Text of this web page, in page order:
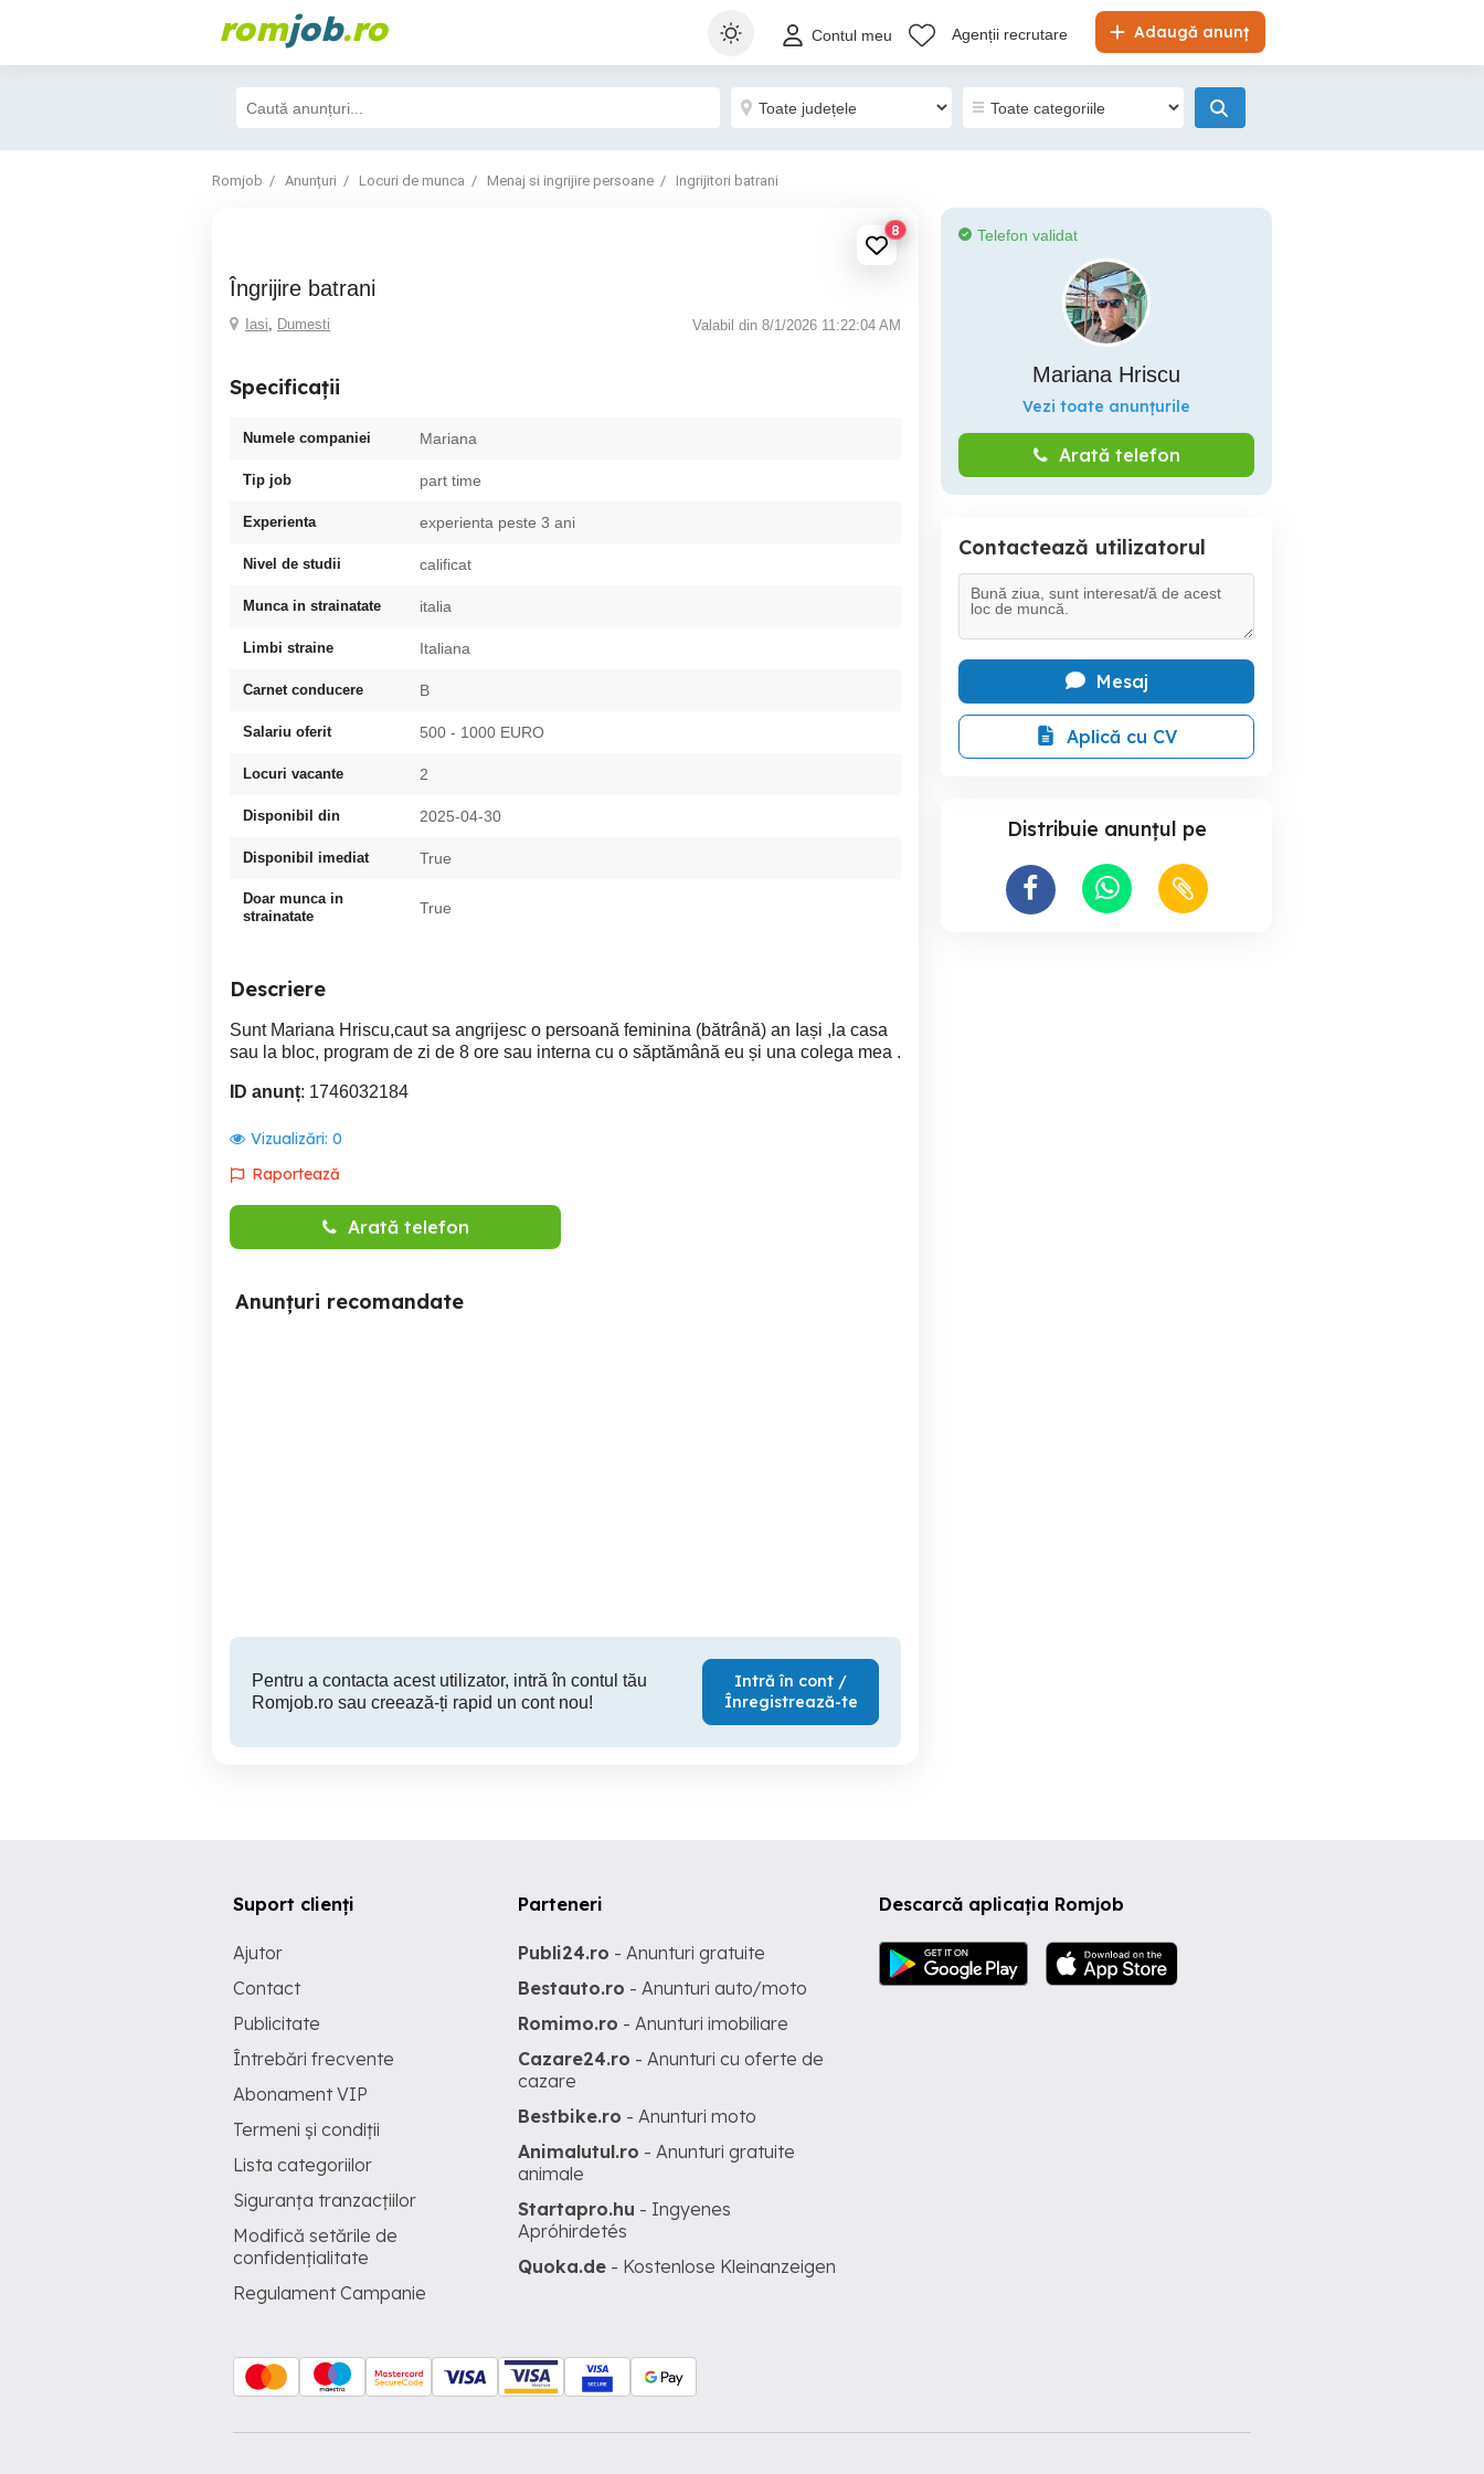
romjob.ro Adaugă anunț
Contul meu Agenții recrutare
Romjob Anunțuri Locuri de munca Menaj si ingrijire persoane Ingrijitori batrani
8
îngrijire batrani
Iasi, Dumesti Valabil din 8/1/2026 11:22:04 AM
Specificații
Numele companiei Mariana
Tip job part time
Experienta experienta peste 3 ani
Nivel de studii calificat
Munca in strainatate italia
Limbi straine Italiana
Carnet conducere B
Salariu oferit 500 - 1000 EURO
Locuri vacante 2
Disponibil din 2025-04-30
Disponibil imediat True
Doar munca in
strainatate
True
Descriere
Sunt Mariana Hriscu,caut sa angrijesc o persoană feminina (bătrână) an Iași ,la casa
sau la bloc, program de zi de 8 ore sau interna cu o săptămână eu și una colega mea .
ID anunț: 1746032184
Vizualizări: 0
Raportează
Arată telefon
Anunțuri recomandate
Pentru a contacta acest utilizator, intră în contul tău
Romjob.ro sau creează-ți rapid un cont nou!
Intră în cont /
Înregistrează-te
Telefon validat
Mariana Hriscu
Vezi toate anunțurile
Arată telefon
Contactează utilizatorul
Mesaj
Aplică cu CV
Distribuie anunțul pe
Descarcă aplicația Romjob
Suport clienți
Ajutor
Contact
Publicitate
Întrebări frecvente
Abonament VIP
Termeni și condiții
Lista categoriilor
Siguranța tranzacțiilor
Modifică setările de
confidențialitate
Regulament Campanie
Parteneri
Publi24.ro - Anunturi gratuite
Bestauto.ro - Anunturi auto/moto
Romimo.ro - Anunturi imobiliare
Cazare24.ro - Anunturi cu oferte de
cazare
Bestbike.ro - Anunturi moto
Animalutul.ro - Anunturi gratuite
animale
Startapro.hu - Ingyenes
Apróhirdetés
Quoka.de - Kostenlose Kleinanzeigen